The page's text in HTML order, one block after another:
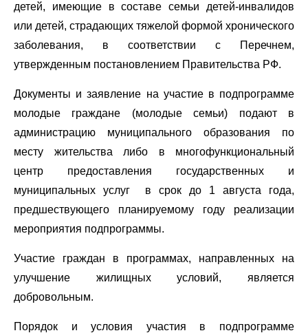
детей, имеющие в составе семьи детей-инвалидов
или детей, страдающих тяжелой формой хронического
заболевания, в соответствии с Перечнем,
утвержденным постановлением Правительства РФ.
Документы и заявление на участие в подпрограмме
молодые граждане (молодые семьи) подают в
администрацию муниципального образования по
месту жительства либо в многофункциональный
центр предоставления государственных и
муниципальных услуг в срок до 1 августа года,
предшествующего планируемому году реализации
мероприятия подпрограммы.
Участие граждан в программах, направленных на
улучшение жилищных условий, является
добровольным.
Порядок и условия участия в подпрограмме